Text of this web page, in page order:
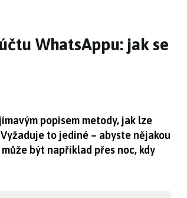
WhatsAppu: jak se
popisem metody, jak lze
to jediné – abyste nějakou
být například přes noc, kdy